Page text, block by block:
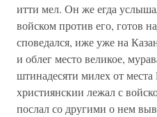
итти мел. Он же егда
войском против его, готов
споведался, иже уже на
и облег место великое,
штинадесяти милех от
християнскии лежал с
послал со другими о нем